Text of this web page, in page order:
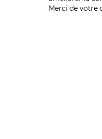
Merci de votre